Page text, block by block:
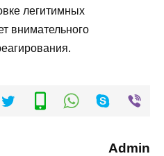
легитимных
внимательного
Admin